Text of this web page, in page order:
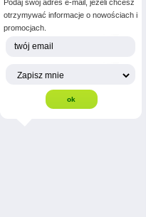
Podaj swój adres e-mail, jeżeli chcesz
otrzymywać informacje o nowościach i
promocjach.